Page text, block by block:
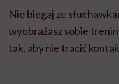
Nie biegaj ze
wyobrażasz sobie
tak, aby nie tracić